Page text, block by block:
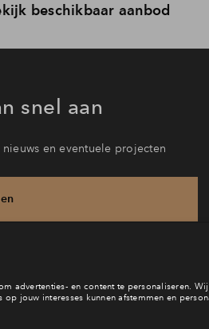
beschikbaar aanbod
snel aan
en eventuele projecten
ons op
tijdens feestdagen)